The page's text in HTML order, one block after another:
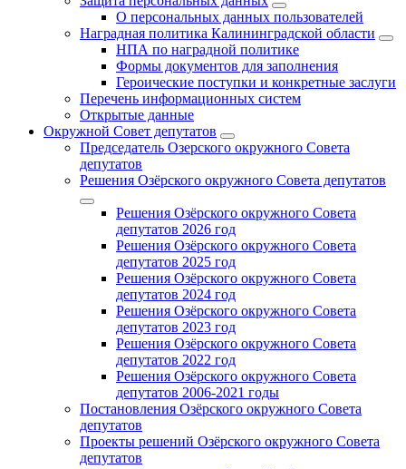
О персональных данных пользователей
Наградная политика Калининградской области
НПА по наградной политике
Формы документов для заполнения
Героические поступки и конкретные заслуги
Перечень информационных систем
Открытые данные
Окружной Совет депутатов
Председатель Озерского окружного Совета
депутатов
Решения Озёрского окружного Совета депутатов
Решения Озёрского окружного Совета
депутатов 2026 год
Решения Озёрского окружного Совета
депутатов 2025 год
Решения Озёрского окружного Совета
депутатов 2024 год
Решения Озёрского окружного Совета
депутатов 2023 год
Решения Озёрского окружного Совета
депутатов 2022 год
Решения Озёрского окружного Совета
депутатов 2006-2021 годы
Постановления Озёрского окружного Совета
депутатов
Проекты решений Озёрского окружного Совета
депутатов